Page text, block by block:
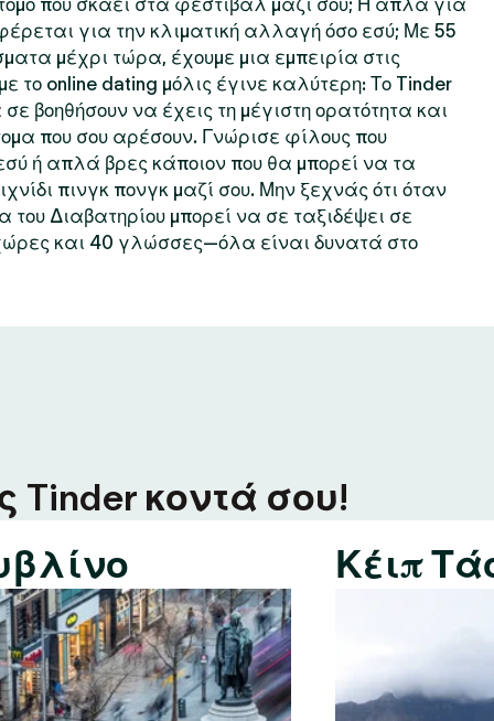
που σκάει στα φεστιβάλ μαζί σου; Ή απλά για
για την κλιματική αλλαγή όσο εσύ; Με 55
μέχρι τώρα, έχουμε μια εμπειρία στις
το online dating μόλις έγινε καλύτερη: Το Tinder
βοηθήσουν να έχεις τη μέγιστη ορατότητα και
που σου αρέσουν. Γνώρισε φίλους που
ή απλά βρες κάποιον που θα μπορεί να τα
πινγκ πονγκ μαζί σου. Μην ξεχνάς ότι όταν
του Διαβατηρίου μπορεί να σε ταξιδέψει σε
και 40 γλώσσες—όλα είναι δυνατά στο
Tinder κοντά σου!
Κέιπ